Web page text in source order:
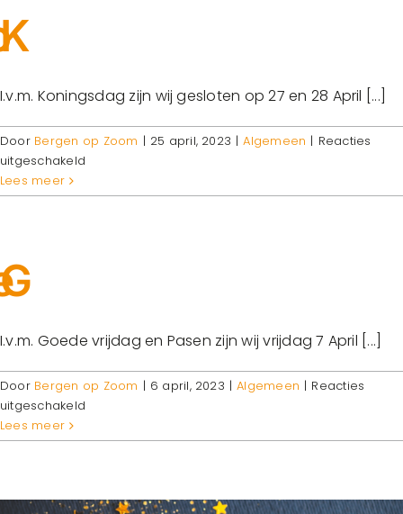
I.v.m. Koningsdag zijn wij gesloten op 27 en 28 April [...]
Door Bergen op Zoom | 25 april, 2023 | Algemeen | Reacties
uitgeschakeld
Lees meer
I.v.m. Goede vrijdag en Pasen zijn wij vrijdag 7 April [...]
Door Bergen op Zoom | 6 april, 2023 | Algemeen | Reacties
uitgeschakeld
i.v.m.
en
Lees meer